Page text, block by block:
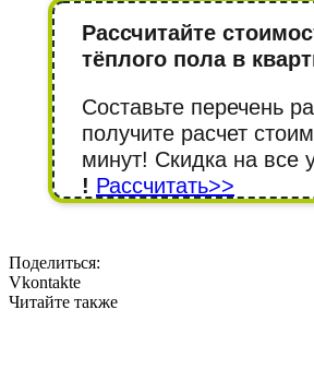
Рассчитайте
тёплого пола в
Составьте перечень
получите расчет
минут! Cкидка на все
! Рассчитать>>
Поделиться:
Vkontakte
Читайте также